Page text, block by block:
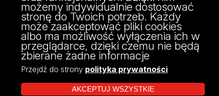
KONTAKT
możemy indywidualnie dostosować
stronę do Twoich potrzeb. Każdy
może zaakceptować pliki cookies
albo ma możliwość wyłączenia ich w
przeglądarce, dzięki czemu nie będą
zbierane żadne informacje
Przejdź do strony polityka prywatności
AKCEPTUJ WSZYSTKIE